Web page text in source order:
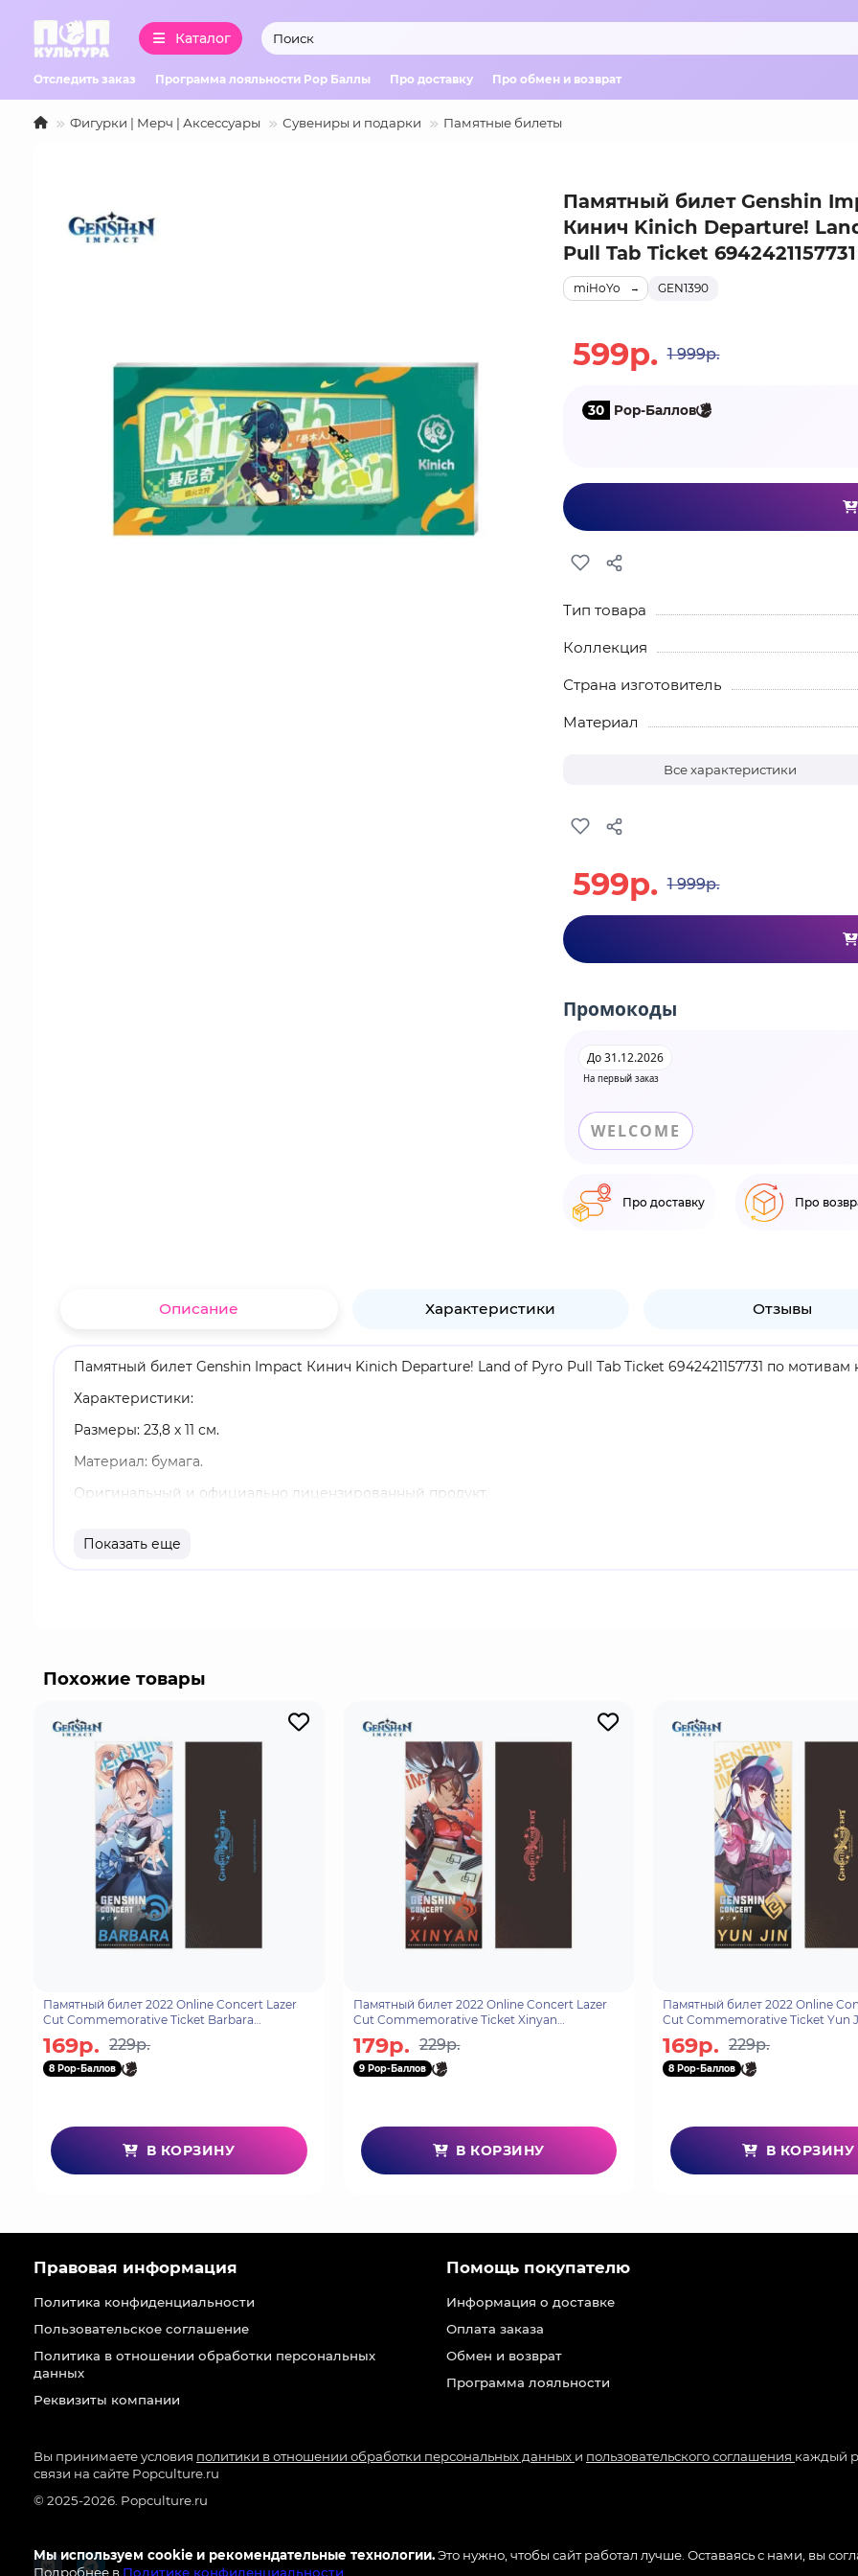
Каталог
Отследить заказ Программа лояльности Pop Баллы Про доставку Про обмен и возврат
Фигурки | Мерч | Аксессуары Сувениры и подарки Памятные билеты
Памятный билет Genshin
Кинич Kinich Departure!
Pull Tab Ticket 6942421157731
GEN1390
miHoYo
599р. 1 999р.
30 Pop-Баллов
Тип товара
Коллекция
Страна изготовитель
Материал
Все характеристики
599р. 1 999р.
Промокоды
На первый заказ
До 31.12.2026
WELCOME
Про доставку Про
Описание Характеристики Отзывы
Памятный билет Genshin Impact Кинич Kinich Departure! Land of Pyro Pull Tab Ticket 6942421157731 по
Характеристики:
Размеры: 23,8 х 11 см.
Материал: бумага.
Оригинальный и официально лицензированный продукт.
Кинич - играбельный 5-звёздочный Дендро-персонаж. Охотник на заврианов из Уитцтлана. Повсюду
Показать еще
Похожие товары
Памятный билет 2022 Online Concert Lazer
Cut Commemorative Ticket Barbara
169р. 229р.
8 Pop-Баллов
В КОРЗИНУ
Памятный билет 2022 Online Concert Lazer
Cut Commemorative Ticket Xinyan
179р. 229р.
9 Pop-Баллов
В КОРЗИНУ
Памятный билет 2022 Online
Cut Commemorative Ticket Yun
169р. 229р.
8 Pop-Баллов
В КОРЗИНУ
Мы используем cookie и рекомендательные технологии.Это нужно, чтобы сайт работал лучше. Оставаясь с нами, вы
Подробнее в Политике конфиденциальности
Правовая информация
Политика конфиденциальности
Пользовательское соглашение
Политика в отношении обработки персональных
данных
Реквизиты компании
Помощь покупателю
Информация о доставке
Оплата заказа
Обмен и возврат
Программа лояльности
Вы принимаете условия политики в отношении обработки персональных данных и пользовательского соглашения каждый
связи на сайте Popculture.ru
© 2025-2026. Popculture.ru